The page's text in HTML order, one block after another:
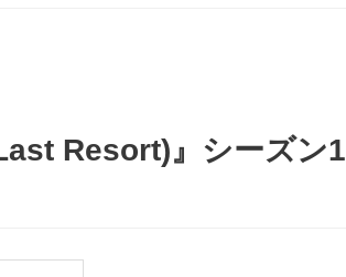
Resort)』シーズン1